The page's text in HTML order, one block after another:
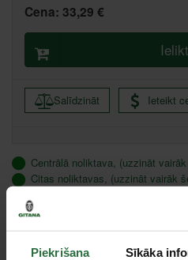
Piekrišana Sīkāka
Cena: 33,29 €
Salīdzināt Ieteikt
Centrālā noliktava, (uzzināt
Citas noliktavas, (uzzināt vairāk